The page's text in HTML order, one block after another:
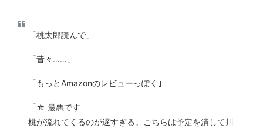
「桃太郎読んで」
「昔々……」
「もっとAmazonのレビューっぽく｣
「☆ 最悪です
桃が流れてくるのが遅すぎる。こちらは予定を潰して川